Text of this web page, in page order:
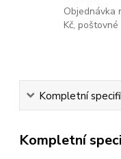
Objednávka
Kč,
Kompletní
Kompletní